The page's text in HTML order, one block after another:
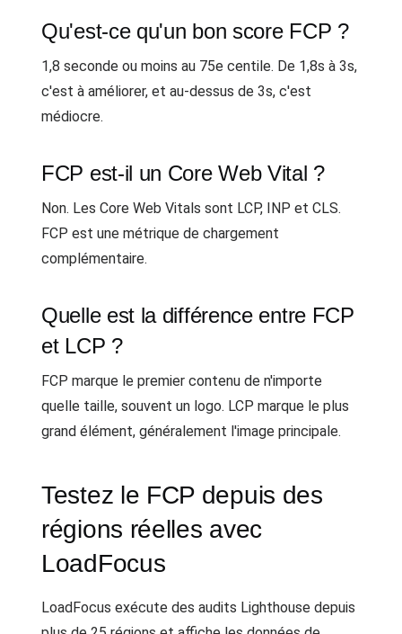
Qu'est-ce qu'un bon score FCP ?
1,8 seconde ou moins au 75e centile. De 1,8s à 3s,
c'est à améliorer, et au-dessus de 3s, c'est
médiocre.
FCP est-il un Core Web Vital ?
Non. Les Core Web Vitals sont LCP, INP et CLS.
FCP est une métrique de chargement
complémentaire.
Quelle est la différence entre FCP
et LCP ?
FCP marque le premier contenu de n'importe
quelle taille, souvent un logo. LCP marque le plus
grand élément, généralement l'image principale.
Testez le FCP depuis des
régions réelles avec
LoadFocus
LoadFocus exécute des audits Lighthouse depuis